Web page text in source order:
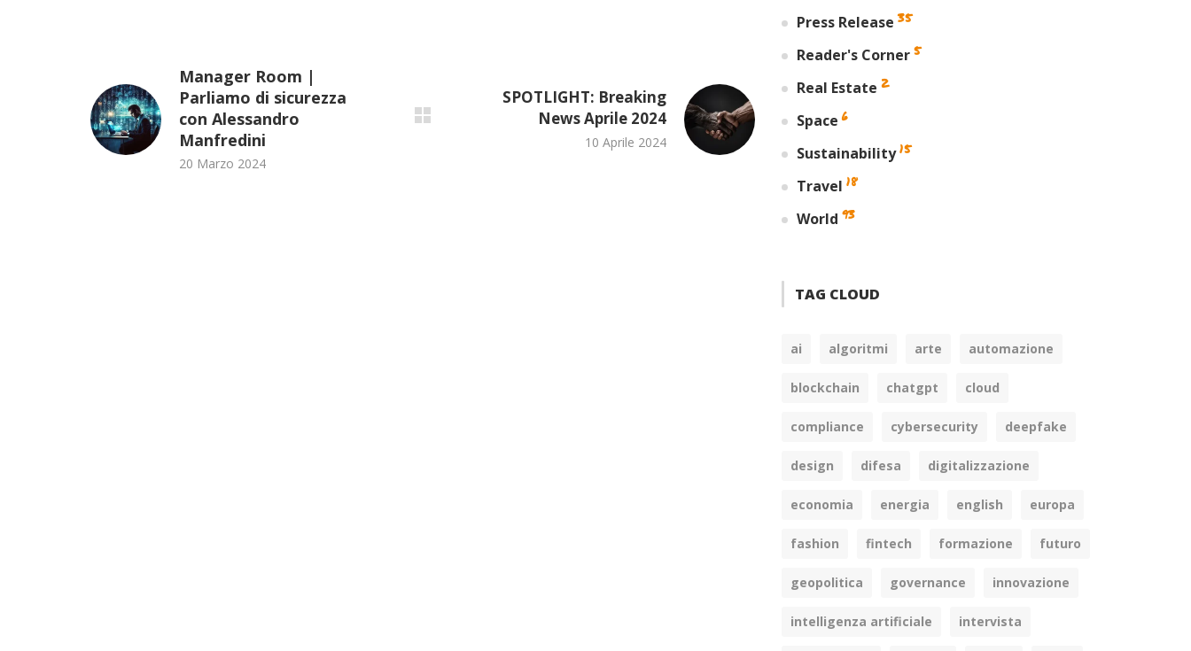
Manager Room |
Parliamo di sicurezza
con Alessandro
Manfredini
20 Marzo 2024
SPOTLIGHT: Breaking
News Aprile 2024
10 Aprile 2024
Press Release 35
Reader's Corner 5
Real Estate 2
Space 6
Sustainability 15
Travel 18
World 93
TAG CLOUD
ai algoritmi arte automazione
blockchain chatgpt cloud
compliance cybersecurity deepfake
design difesa digitalizzazione
economia energia english europa
fashion fintech formazione futuro
geopolitica governance innovazione
intelligenza artificiale intervista